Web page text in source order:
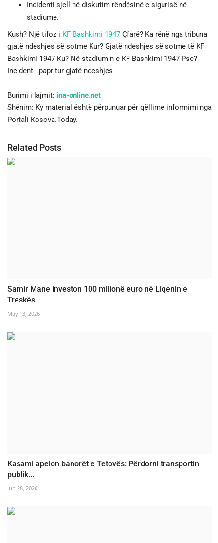
Incidenti sjell në diskutim rëndësinë e sigurisë në
stadiume.
Kush? Një tifoz i KF Bashkimi 1947 Çfarë? Ka rënë nga tribuna
gjatë ndeshjes së sotme Kur? Gjatë ndeshjes së sotme të KF
Bashkimi 1947 Ku? Në stadiumin e KF Bashkimi 1947 Pse?
Incident i papritur gjatë ndeshjes
Burimi i lajmit: ina-online.net
Shënim: Ky material është përpunuar për qëllime informimi nga
Portali Kosova.Today.
Related Posts
Samir Mane investon 100 milionë euro në Liqenin e
Treskës...
May 13, 2026
Kasami apelon banorët e Tetovës: Përdorni transportin
publik...
Jun 28, 2026